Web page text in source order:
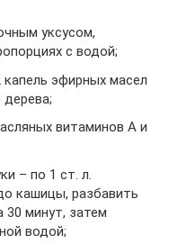
уксусом,
с водой;
эфирных масел
дерева;
витаминов А и
– по 1 ст. л.
кашицы, разбавить
30 минут, затем
водой;